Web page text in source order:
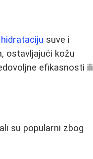
hidrataciju suve i
ostavljajući kožu
efikasnosti ili
su popularni zbog